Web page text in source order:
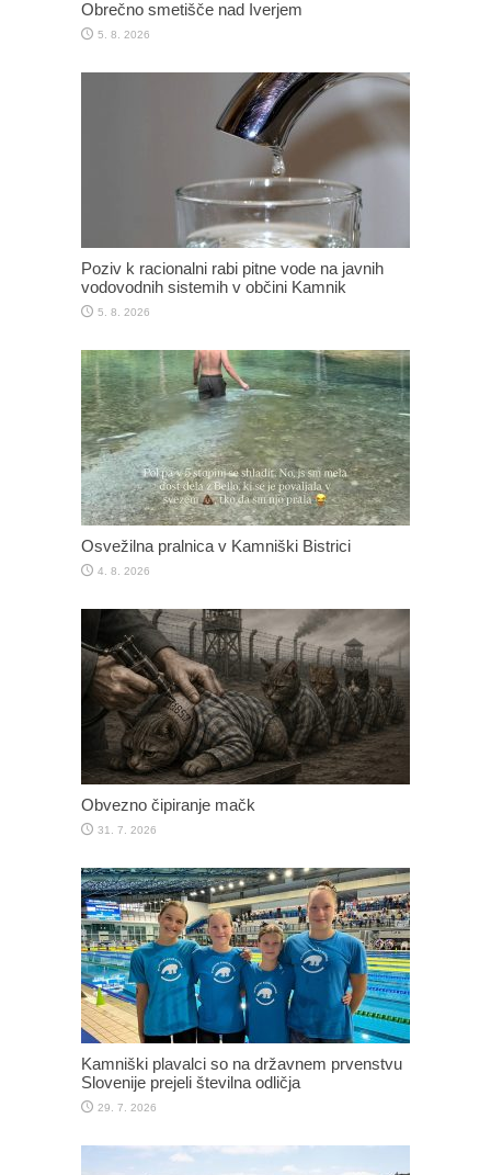
Obrečno smetišče nad Iverjem
5. 8. 2026
Poziv k racionalni rabi pitne vode na javnih
vodovodnih sistemih v občini Kamnik
5. 8. 2026
Osvežilna pralnica v Kamniški Bistrici
4. 8. 2026
Obvezno čipiranje mačk
31. 7. 2026
Kamniški plavalci so na državnem prvenstvu
Slovenije prejeli številna odličja
29. 7. 2026